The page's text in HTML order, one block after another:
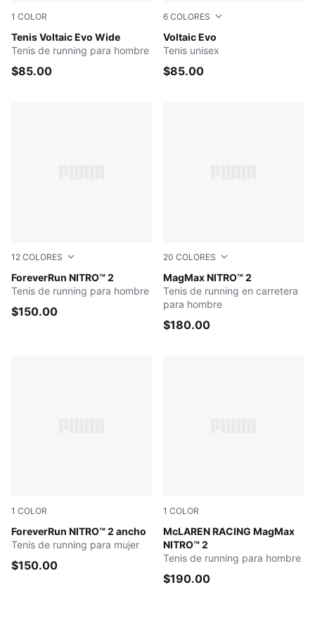
1 COLOR
Tenis Voltaic Evo Wide
PUMA Black-For All Time Red-Stormy Slate
Tenis de running para hombre
$85.00
6 COLORES
Voltaic Evo
PUMA Black-Cool Dark
Tenis unisex
$85.00
12 COLORES
ForeverRun NITRO™ 2
Apple Spritz-Deep Plum
Tenis de running para hombre
$150.00
20 COLORES
MagMax NITRO™ 2
PUMA Team Royal-Vibrant
Tenis de running en carretera
para hombre
$180.00
1 COLOR
ForeverRun NITRO™ 2 ancho
PUMA BLACK
Tenis de running para mujer
$150.00
1 COLOR
McLAREN RACING MagMax
NITRO™ 2
PUMA Black-Papaya
Tenis de running para hombre
$190.00